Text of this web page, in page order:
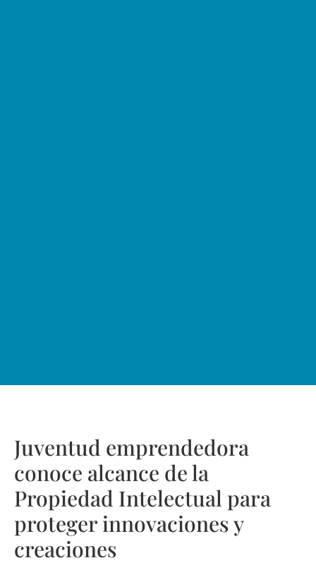
Juventud emprendedora
conoce alcance de la
Propiedad Intelectual para
proteger innovaciones y
creaciones